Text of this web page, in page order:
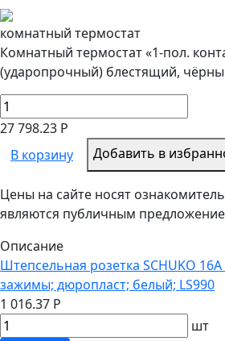
комнатный термостат
Комнатный термостат «1-пол.
(ударопрочный) блестящий,
27 798.23 Р
В корзину
Добавить в
Цены на сайте носят
являются публичным
Описание
Штепсельная розетка SCHUKO
зажимы; дюропласт; белый; LS990
1 016.37 Р
шт